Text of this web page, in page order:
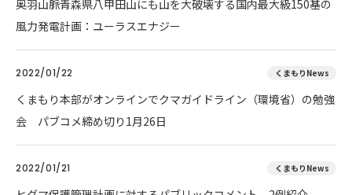
奥羽山脈青森県八甲田山にも山を大破壊する国内最大級150基の
風力発電計画：ユーラスエナジー
2022/01/22 くまもりNews
くまもり本部がオンラインでクマガイドライン（環境省）の勉強
会 パブコメ締め切り1月26日
2022/01/21 くまもりNews